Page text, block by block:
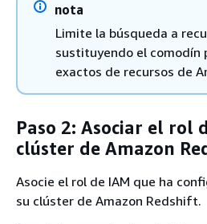
nota
Limite la búsqueda a
sustituyendo el comodín
exactos de recursos de
Paso 2: Asociar el rol
clúster de Amazon
Asocie el rol de IAM que ha
su clúster de Amazon Redshift.